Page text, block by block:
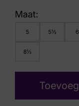
Maat:
5 5½ 6
8½